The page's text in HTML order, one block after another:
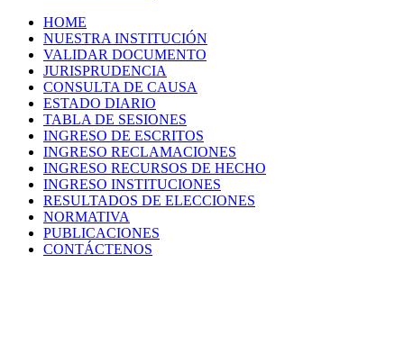
HOME
NUESTRA INSTITUCIÓN
VALIDAR DOCUMENTO
JURISPRUDENCIA
CONSULTA DE CAUSA
ESTADO DIARIO
TABLA DE SESIONES
INGRESO DE ESCRITOS
INGRESO RECLAMACIONES
INGRESO RECURSOS DE HECHO
INGRESO INSTITUCIONES
RESULTADOS DE ELECCIONES
NORMATIVA
PUBLICACIONES
CONTÁCTENOS